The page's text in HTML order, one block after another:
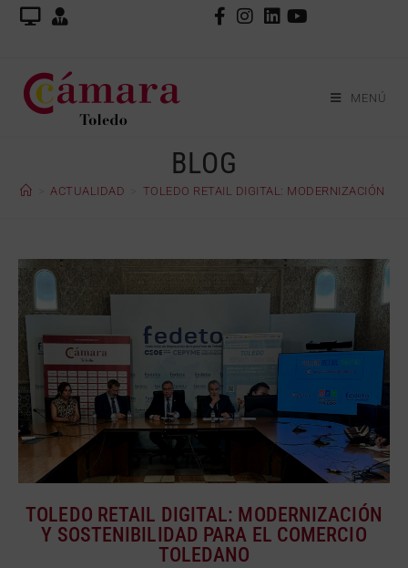
MENÚ
BLOG
ACTUALIDAD TOLEDO RETAIL DIGITAL: MODERNIZACIÓN Y
TOLEDO RETAIL DIGITAL: MODERNIZACIÓN
Y SOSTENIBILIDAD PARA EL COMERCIO
TOLEDANO